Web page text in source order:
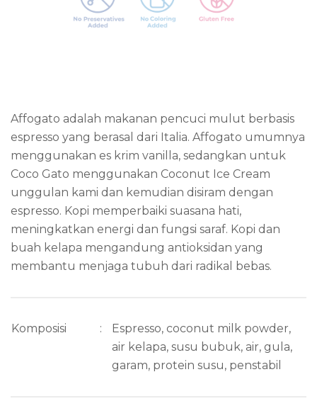
Affogato adalah makanan pencuci mulut berbasis
espresso yang berasal dari Italia. Affogato umumnya
menggunakan es krim vanilla, sedangkan untuk
Coco Gato menggunakan Coconut Ice Cream
unggulan kami dan kemudian disiram dengan
espresso. Kopi memperbaiki suasana hati,
meningkatkan energi dan fungsi saraf. Kopi dan
buah kelapa mengandung antioksidan yang
membantu menjaga tubuh dari radikal bebas.
Komposisi :
Espresso, coconut milk powder,
air kelapa, susu bubuk, air, gula,
garam, protein susu, penstabil